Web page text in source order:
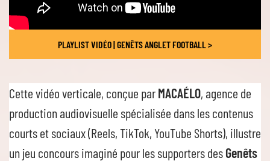
PLAYLIST VIDÉO | GENÊTS ANGLET FOOTBALL >
Cette vidéo verticale, conçue parMACAÉLO, agence de
production audiovisuelle spécialisée dans les contenus
courts et sociaux (Reels, TikTok, YouTube Shorts), illustre
un jeu concours imaginé pour les supporters desGenêts